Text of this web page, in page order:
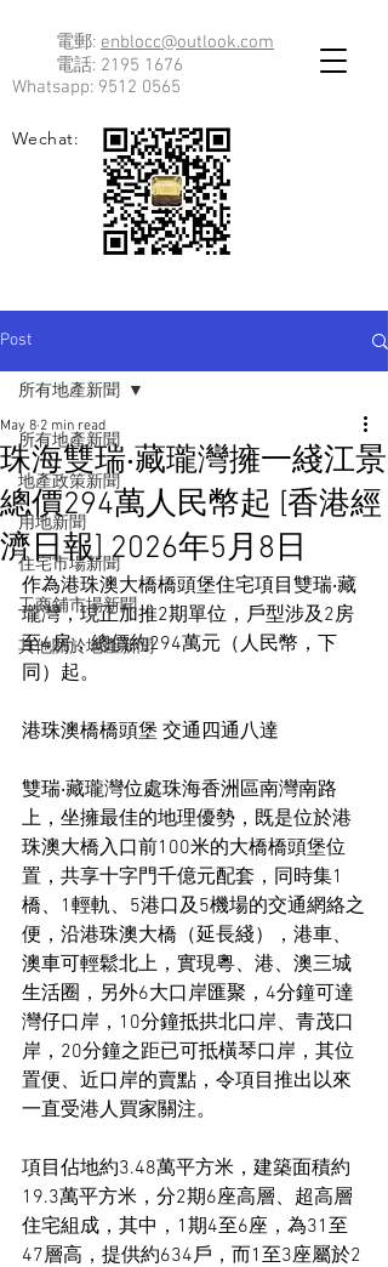
電郵: enblocc@outlook.com
電話: 2195 1676
Whatsapp: 9512 0565
Wechat:
Post
所有地產新聞
地產政策新聞
用地新聞
住宅市場新聞
工商舖市場新聞
其他關於地產新聞
所有地產新聞
珠海雙瑞‧藏瓏灣擁一綫江景
總價294萬人民幣起 [香港經
濟日報] 2026年5月8日
May 8 2 min read
作為港珠澳大橋橋頭堡住宅項目雙瑞‧藏
瓏灣，現正加推2期單位，戶型涉及2房
至4房，總價約294萬元（人民幣，下
同）起。
港珠澳橋橋頭堡 交通四通八達
雙瑞‧藏瓏灣位處珠海香洲區南灣南路
上，坐擁最佳的地理優勢，既是位於港
珠澳大橋入口前100米的大橋橋頭堡位
置，共享十字門千億元配套，同時集1
橋、1輕軌、5港口及5機場的交通網絡之
便，沿港珠澳大橋（延長綫），港車、
澳車可輕鬆北上，實現粵、港、澳三城
生活圈，另外6大口岸匯聚，4分鐘可達
灣仔口岸，10分鐘抵拱北口岸、青茂口
岸，20分鐘之距已可抵橫琴口岸，其位
置便、近口岸的賣點，令項目推出以來
一直受港人買家關注。
項目佔地約3.48萬平方米，建築面積約
19.3萬平方米，分2期6座高層、超高層
住宅組成，其中，1期4至6座，為31至
47層高，提供約634戶，而1至3座屬於2